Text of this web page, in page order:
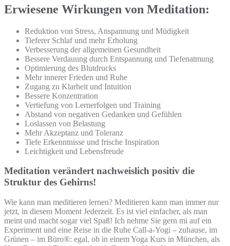
Erwiesene Wirkungen von Meditation:
Reduktion von Stress, Anspannung und Müdigkeit
Tieferer Schlaf und mehr Erholung
Verbesserung der allgemeinen Gesundheit
Bessere Verdauung durch Entspannung und Tiefenatmung
Optimierung des Blutdrucks
Mehr innerer Frieden und Ruhe
Zugang zu Klarheit und Intuition
Bessere Konzentration
Vertiefung von Lernerfolgen und Training
Abstand von negativen Gedanken und Gefühlen
Loslassen von Belastung
Mehr Akzeptanz und Toleranz
Tiefe Erkenntnisse und frische Inspiration
Leichtigkeit und Lebensfreude
Meditation verändert nachweislich positiv die
Struktur des Gehirns!
Wie kann man meditieren lernen? Meditieren kann man immer nur
jetzt, in diesem Moment Jederzeit. Es ist viel einfacher, als man
meint und macht sogar viel Spaß! Ich nehme Sie gern mi auf ein
Experiment und eine Reise in die Ruhe Call-a-Yogi – zuhause, im
Grünen – im Büro®: egal, ob in einem Yoga Kurs in München, als